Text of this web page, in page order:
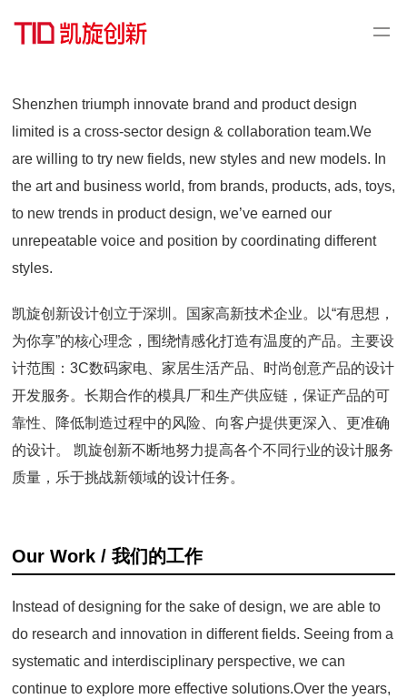
Shenzhen triumph innovate brand and product design
limited is a cross-sector design & collaboration team.We
are willing to try new fields, new styles and new models. In
the art and business world, from brands, products, ads, toys,
to new trends in product design, we’ve earned our
unrepeatable voice and position by coordinating different
styles.
凯旋创新设计创立于深圳。国家高新技术企业。以“有思想，
为你享”的核心理念，围绕情感化打造有温度的产品。主要设
计范围： 3C数码家电、家居生活产品、时尚创意产品的设计
开发服务。长期合作的模具厂和生产供应链，保证产品的可
靠性、降低制造过程中的风险、向客户提供更深入、更准确
的设计。
凯旋创新不断地努力提高各个不同行业的设计服务
质量，乐于挑战新领域的设计任务。
Our Work / 我们的工作
Instead of designing for the sake of design, we are able to
do research and innovation in different fields. Seeing from a
systematic and interdisciplinary perspective, we can
continue to explore more effective solutions.Over the years,